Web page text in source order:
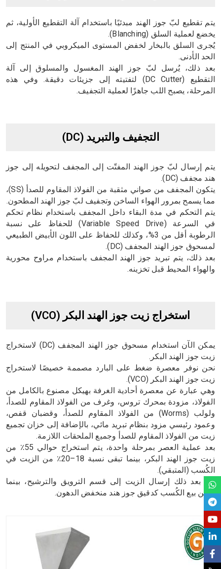
يتم تقطيع لبّ جوز الهند مبدئيًا باستخدام آلة التقطيع الأولية، ثم
يخضع لعملية السلق (Blanching).
يُجرى السلق بالبخار لخفض المستوى الميكروبي في المنتج إلى
الحد الأدنى.
بعد ذلك، يُرسل لبّ جوز الهند المغسول والمسلوق إلى آلة
التقطيع (DC Cutter) لتفتيته إلى جزيئات دقيقة. وفي هذه
المرحلة، يصبح اللب جاهزًا لعملية التجفيف.
التجفيف والتبريد (DC)
يتم إرسال لبّ جوز الهند المفتّت إلى المجفف لتحويله إلى جوز
هند مجفف (DC).
يتكون المجفف من صواني مثقبة من الفولاذ المقاوم للصدأ (SS)،
مما يسمح بمرور الهواء الساخن وتجفيف لبّ جوز الهند المطحون.
يتم التحكم في مدة البقاء داخل المجفف باستخدام نظام تحكم
في السرعة (Variable Speed Drive) للحفاظ على نسبة
الرطوبة أقل من 3%، وكذلك للحفاظ على اللون الأبيض الطبيعي
لمسحوق جوز الهند المجفف (DC).
بعد ذلك، يتم تبريد جوز الهند المجفف باستخدام مراوح محورية
والهواء المحيط قبل تخزينه.
استخراج زيت جوز الهند البكر (VCO)
يمكن الآن استخدام مسحوق جوز الهند المجفف (DC) لاستخراج
زيت جوز الهند البكر.
نحن نوفر معصرة ضغط على البارد مصممة خصيصًا لاستخراج
زيت جوز الهند البكر (VCO).
وهي عبارة عن معصرة أحادية الغرفة بهيكل مصنوع بالكامل من
الفولاذ، مزودة بمحرك تروس، وغرف من الفولاذ المقاوم للصدأ،
ولولب (Worms) من الفولاذ المقاوم للصدأ، وقضبان قفص،
وعمود رئيسي مزود بنظام تبريد مائي، بالإضافة إلى خزان تجميع
زيت من الفولاذ المقاوم للصدأ وجميع الملحقات اللازمة.
بعد عملية العصر بمرحلة واحدة، يتم استخراج حوالي 55٪ من
زيت جوز الهند البكر، بينما تبقى نسبة 18–20٪ من الزيت في
الكُسب (المتبقي).
يتم بعد ذلك إرسال الزيت إلى قسم الترويق والترشيح، بينما
يمكن بيع الكُسب كدقيق جوز هند منخفض الدهون.